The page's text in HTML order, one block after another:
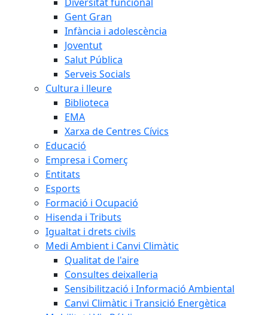
Gent Gran
Infància i adolescència
Joventut
Salut Pública
Serveis Socials
Cultura i lleure
Biblioteca
EMA
Xarxa de Centres Cívics
Educació
Empresa i Comerç
Entitats
Esports
Formació i Ocupació
Hisenda i Tributs
Igualtat i drets civils
Medi Ambient i Canvi Climàtic
Qualitat de l'aire
Consultes deixalleria
Sensibilització i Informació Ambiental
Canvi Climàtic i Transició Energètica